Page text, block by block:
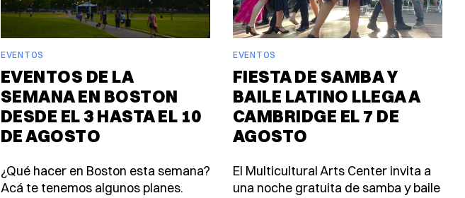
EVENTOS
EVENTOS DE LA
SEMANA EN BOSTON
DESDE EL 3 HASTA EL 10
DE AGOSTO
¿Qué hacer en Boston esta semana?
Acá te tenemos algunos planes.
EVENTOS
FIESTA DE SAMBA Y
BAILE LATINO LLEGA A
CAMBRIDGE EL 7 DE
AGOSTO
El Multicultural Arts Center invita a
una noche gratuita de samba y baile